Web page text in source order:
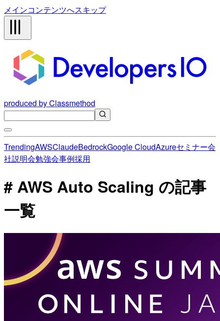
メインコンテンツへスキップ
produced by Classmethod
TrendingAWSClaudeBedrockGoogle CloudAzureセミナー会
社説明会勉強会事例採用
# AWS Auto Scaling の記事
一覧